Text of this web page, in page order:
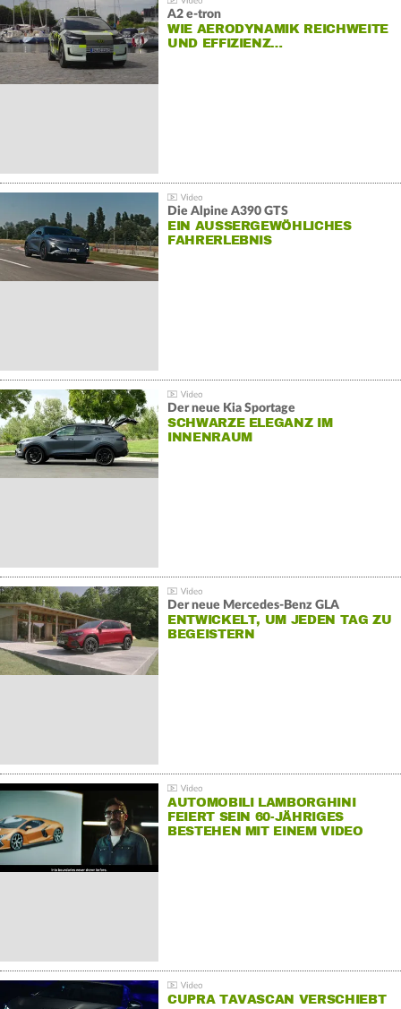
A2 e-tron
WIE AERODYNAMIK REICHWEITE
UND EFFIZIENZ…
Die Alpine A390 GTS
EIN AUSSERGEWÖHLICHES F
AHRERLEBNIS
Der neue Kia Sportage
SCHWARZE ELEGANZ IM
INNENRAUM
Der neue Mercedes-Benz GLA
ENTWICKELT, UM JEDEN TAG ZU
BEGEISTERN
AUTOMOBILI LAMBORGHINI
FEIERT SEIN 60-JÄHRIGES
BESTEHEN MIT EINEM VIDEO
CUPRA TAVASCAN VERSCHIEBT